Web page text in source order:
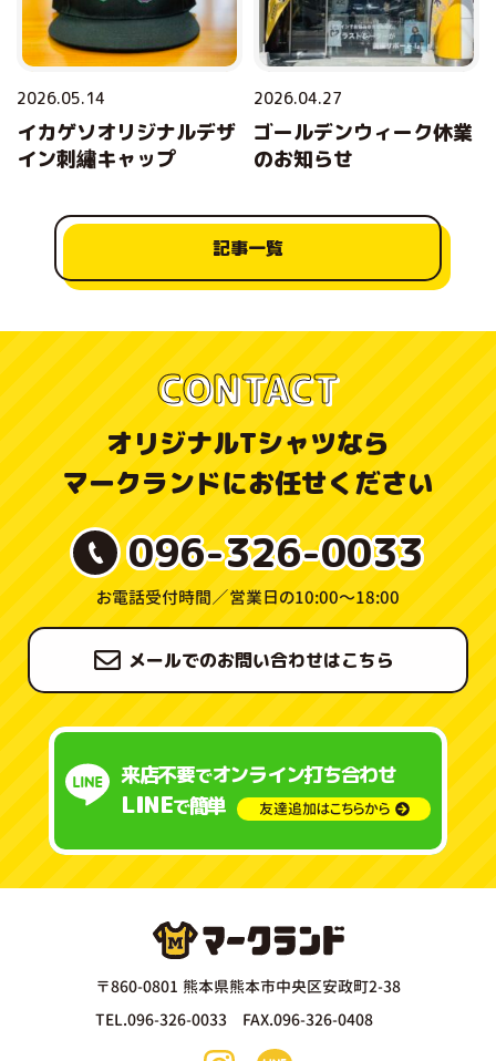
2026.05.14
イカゲソオリジナルデザ
イン刺繡キャップ
2026.04.27
ゴールデンウィーク休業
のお知らせ
記事一覧
CONTACT
オリジナルTシャツなら
マークランドにお任せください
096-326-0033
お電話受付時間／営業日の10:00〜18:00
メールでのお問い合わせはこちら
来店不要でオンライン打ち合わせ
LINEで簡単 友達追加はこちらから
〒860-0801 熊本県熊本市中央区安政町2-38
TEL.096-326-0033 FAX.096-326-0408